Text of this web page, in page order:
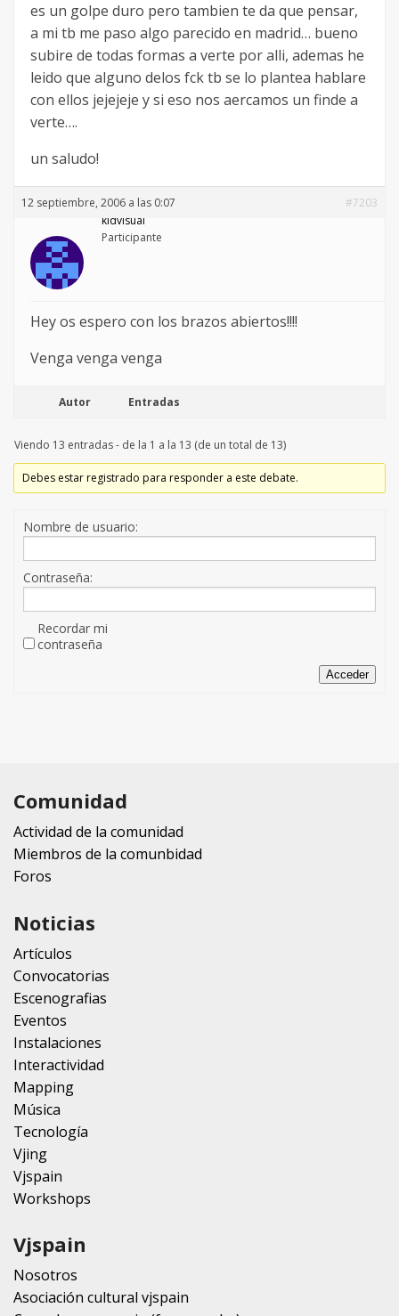
es un golpe duro pero tambien te da que pensar,
a mi tb me paso algo parecido en madrid… bueno
subire de todas formas a verte por alli, ademas he
leido que alguno delos fck tb se lo plantea hablare
con ellos jejejeje y si eso nos aercamos un finde a
verte….
un saludo!
12 septiembre, 2006 a las 0:07
#7203
kidvisual
Participante
Hey os espero con los brazos abiertos!!!!
Venga venga venga
Autor Entradas
Viendo 13 entradas - de la 1 a la 13 (de un total de 13)
Debes estar registrado para responder a este debate.
Nombre de usuario:
Contraseña:
Recordar mi
contraseña
Acceder
Comunidad
Actividad de la comunidad
Miembros de la comunbidad
Foros
Noticias
Artículos
Convocatorias
Escenografias
Eventos
Instalaciones
Interactividad
Mapping
Música
Tecnología
Vjing
Vjspain
Workshops
Vjspain
Nosotros
Asociación cultural vjspain